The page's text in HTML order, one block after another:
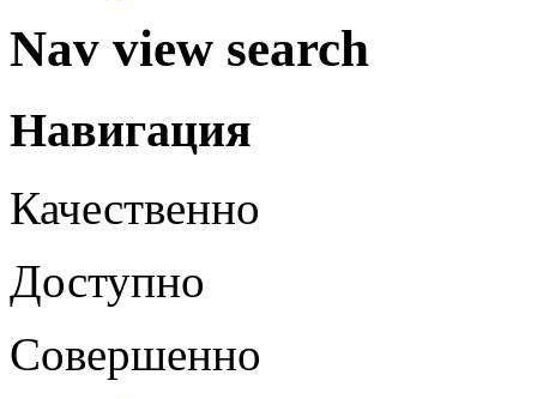
Nav view search
Навигация
Качественно
Доступно
Совершенно